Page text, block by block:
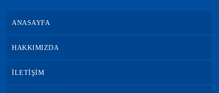
ANASAYFA
HAKKIMIZDA
İLETİŞİM